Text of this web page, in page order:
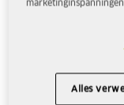
Alles